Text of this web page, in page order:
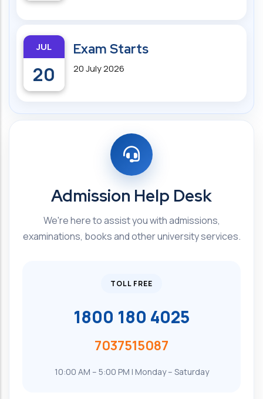
JUL
20
Exam Starts
20 July 2026
Admission Help Desk
We're here to assist you with admissions,
examinations, books and other university services.
TOLL FREE
1800 180 4025
7037515087
10:00 AM – 5:00 PM | Monday – Saturday